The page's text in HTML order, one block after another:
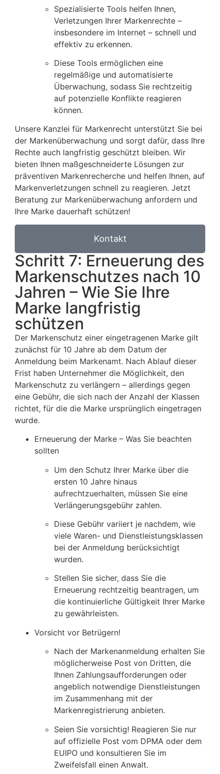
Spezialisierte Tools helfen Ihnen,
Verletzungen Ihrer Markenrechte –
insbesondere im Internet – schnell und
effektiv zu erkennen.
Diese Tools ermöglichen eine
regelmäßige und automatisierte
Überwachung, sodass Sie rechtzeitig
auf potenzielle Konflikte reagieren
können.
Unsere Kanzlei für Markenrecht unterstützt Sie bei
der Markenüberwachung und sorgt dafür, dass Ihre
Rechte auch langfristig geschützt bleiben. Wir
bieten Ihnen maßgeschneiderte Lösungen zur
präventiven Markenrecherche und helfen Ihnen, auf
Markenverletzungen schnell zu reagieren. Jetzt
Beratung zur Markenüberwachung anfordern und
Ihre Marke dauerhaft schützen!
Kontakt
Schritt 7: Erneuerung des
Markenschutzes nach 10
Jahren – Wie Sie Ihre
Marke langfristig
schützen
Der Markenschutz einer eingetragenen Marke gilt
zunächst für 10 Jahre ab dem Datum der
Anmeldung beim Markenamt. Nach Ablauf dieser
Frist haben Unternehmer die Möglichkeit, den
Markenschutz zu verlängern – allerdings gegen
eine Gebühr, die sich nach der Anzahl der Klassen
richtet, für die die Marke ursprünglich eingetragen
wurde.
Erneuerung der Marke – Was Sie beachten
sollten
Um den Schutz Ihrer Marke über die
ersten 10 Jahre hinaus
aufrechtzuerhalten, müssen Sie eine
Verlängerungsgebühr zahlen.
Diese Gebühr variiert je nachdem, wie
viele Waren- und Dienstleistungsklassen
bei der Anmeldung berücksichtigt
wurden.
Stellen Sie sicher, dass Sie die
Erneuerung rechtzeitig beantragen, um
die kontinuierliche Gültigkeit Ihrer Marke
zu gewährleisten.
Vorsicht vor Betrügern!
Nach der Markenanmeldung erhalten Sie
möglicherweise Post von Dritten, die
Ihnen Zahlungsaufforderungen oder
angeblich notwendige Dienstleistungen
im Zusammenhang mit der
Markenregistrierung anbieten.
Seien Sie vorsichtig! Reagieren Sie nur
auf offizielle Post vom DPMA oder dem
EUIPO und konsultieren Sie im
Zweifelsfall einen Anwalt.